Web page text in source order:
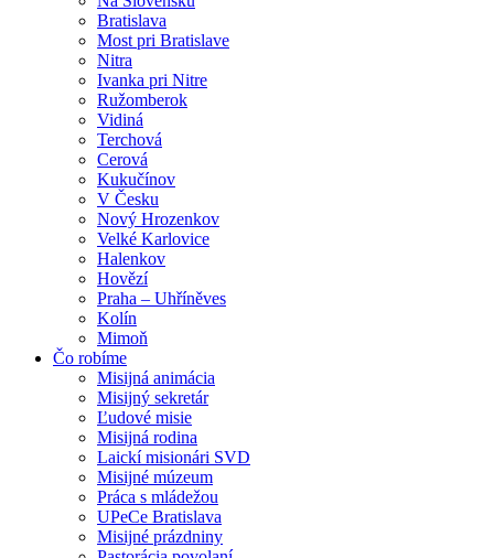
Bratislava
Most pri Bratislave
Nitra
Ivanka pri Nitre
Ružomberok
Vidiná
Terchová
Cerová
Kukučínov
V Česku
Nový Hrozenkov
Velké Karlovice
Halenkov
Hovězí
Praha – Uhříněves
Kolín
Mimoň
Čo robíme
Misijná animácia
Misijný sekretár
Ľudové misie
Misijná rodina
Laickí misionári SVD
Misijné múzeum
Práca s mládežou
UPeCe Bratislava
Misijné prázdniny